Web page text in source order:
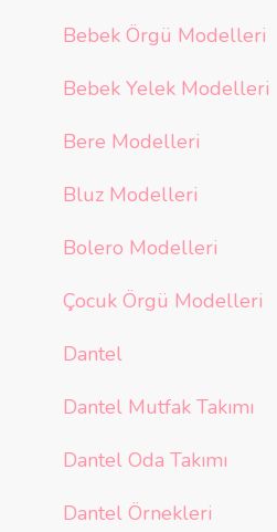
Bebek Örgü Modelleri
Bebek Yelek Modelleri
Bere Modelleri
Bluz Modelleri
Bolero Modelleri
Çocuk Örgü Modelleri
Dantel
Dantel Mutfak Takımı
Dantel Oda Takımı
Dantel Örnekleri